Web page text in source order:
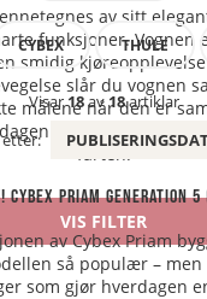
av sitt
funksjoner. Vognen
smidig kjøreopplevelse
slår du vognen
målene når den er
– enten du bor i
farten.
Cybex Priam Generation 5
av Cybex Priam
så populær – men
som gjør hverdagen
CYBEX THULE
Visar18av18artiklar
etter:
VIS FILTER